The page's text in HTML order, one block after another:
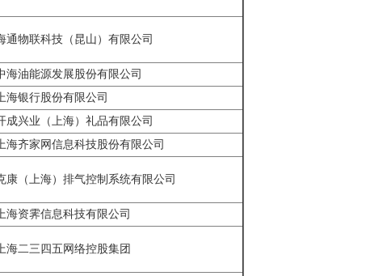
通物联科技（昆山）有限公司
海油能源发展股份有限公司
上海银行股份有限公司
成兴业（上海）礼品有限公司
上海齐家网信息科技股份有限公司
康（上海）排气控制系统有限公司
上海资霁信息科技有限公司
上海二三四五网络控股集团